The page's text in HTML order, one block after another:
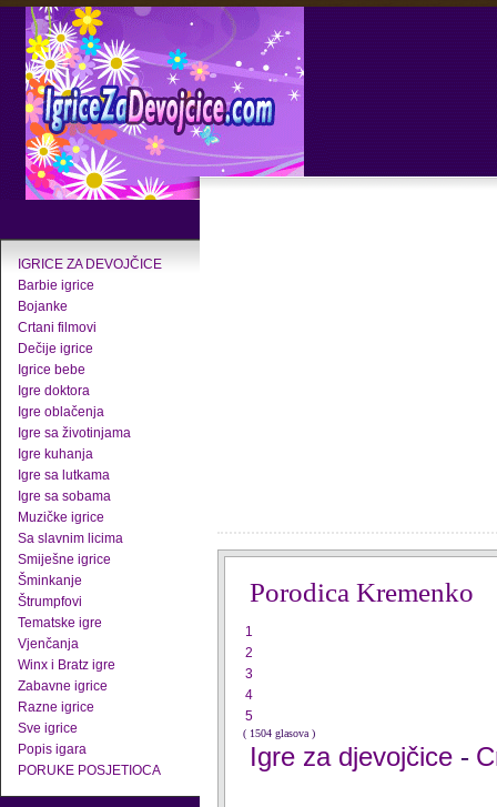
IGRICE ZA DEVOJČICE
Barbie igrice
Bojanke
Crtani filmovi
Dečije igrice
Igrice bebe
Igre doktora
Igre oblačenja
Igre sa životinjama
Igre kuhanja
Igre sa lutkama
Igre sa sobama
Muzičke igrice
Sa slavnim licima
Smiješne igrice
Šminkanje
Štrumpfovi
Tematske igre
Vjenčanja
Winx i Bratz igre
Zabavne igrice
Razne igrice
Sve igrice
Popis igara
PORUKE POSJETIOCA
Porodica Kremenko
1
2
3
4
5
( 1504 glasova )
Igre za djevojčice -